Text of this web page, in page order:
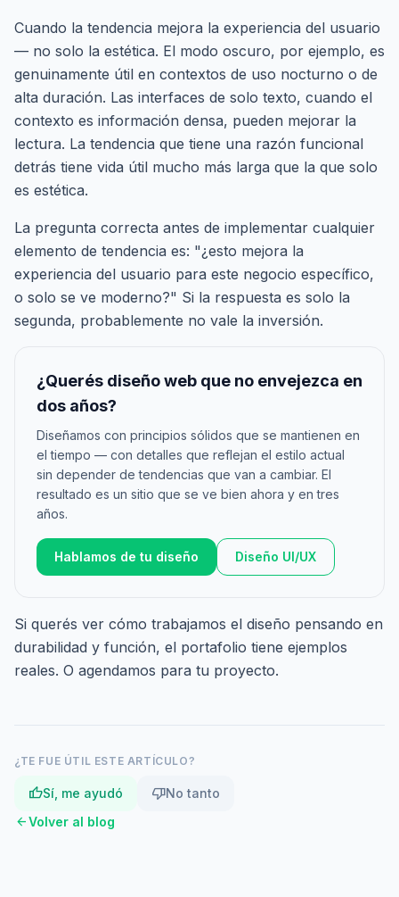
Cuando la tendencia mejora la experiencia del usuario
— no solo la estética. El modo oscuro, por ejemplo, es
genuinamente útil en contextos de uso nocturno o de
alta duración. Las interfaces de solo texto, cuando el
contexto es información densa, pueden mejorar la
lectura. La tendencia que tiene una razón funcional
detrás tiene vida útil mucho más larga que la que solo
es estética.
La pregunta correcta antes de implementar cualquier
elemento de tendencia es: "¿esto mejora la
experiencia del usuario para este negocio específico,
o solo se ve moderno?" Si la respuesta es solo la
segunda, probablemente no vale la inversión.
¿Querés diseño web que no envejezca en
dos años?
Diseñamos con principios sólidos que se mantienen en
el tiempo — con detalles que reflejan el estilo actual
sin depender de tendencias que van a cambiar. El
resultado es un sitio que se ve bien ahora y en tres
años.
Hablamos de tu diseño Diseño UI/UX
Si querés ver cómo trabajamos el diseño pensando en
durabilidad y función, el portafolio tiene ejemplos
reales. O agendamos para tu proyecto.
¿TE FUE ÚTIL ESTE ARTÍCULO?
thumb_upSí, me ayudó thumb_downNo tanto
arrow_backVolver al blog